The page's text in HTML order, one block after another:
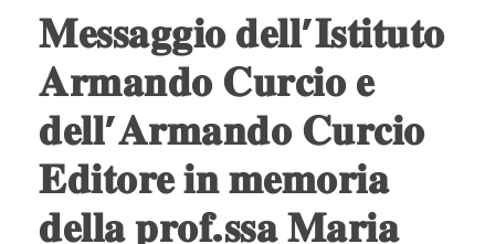
𝐌𝐞𝐬𝐬𝐚𝐠𝐠𝐢𝐨 𝐝𝐞𝐥𝐥’𝐈𝐬𝐭𝐢𝐭𝐮𝐭𝐨
𝐀𝐫𝐦𝐚𝐧𝐝𝐨 𝐂𝐮𝐫𝐜𝐢𝐨 𝐞
𝐝𝐞𝐥𝐥’𝐀𝐫𝐦𝐚𝐧𝐝𝐨 𝐂𝐮𝐫𝐜𝐢𝐨
𝐄𝐝𝐢𝐭𝐨𝐫𝐞 𝐢𝐧 𝐦𝐞𝐦𝐨𝐫𝐢𝐚
𝐝𝐞𝐥𝐥𝐚 𝐩𝐫𝐨𝐟.𝐬𝐬𝐚 𝐌𝐚𝐫𝐢𝐚